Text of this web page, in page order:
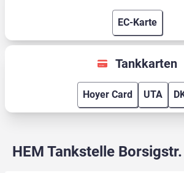
EC-Karte
Tankkarten
Hoyer Card UTA
HEM Tankstelle